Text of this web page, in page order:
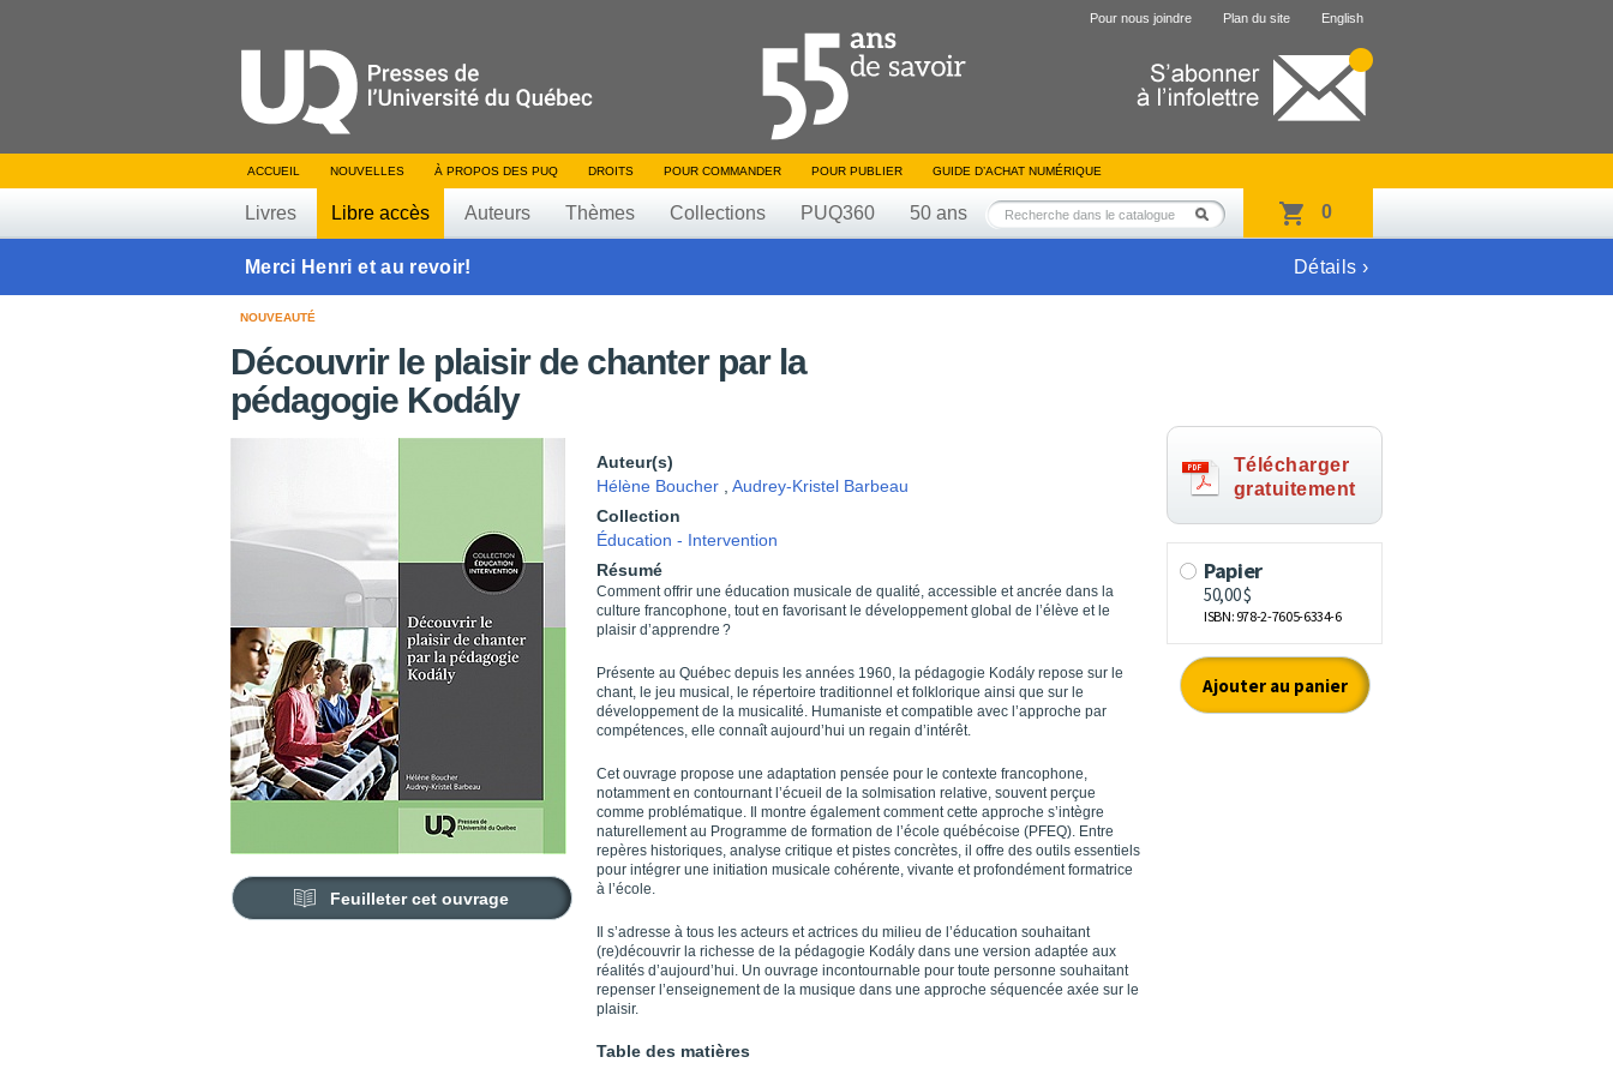
Pour nous joindre Plan du site English
ACCUEIL NOUVELLES À PROPOS DES PUQ DROITS POUR COMMANDER POUR PUBLIER GUIDE D’ACHAT NUMÉRIQUE
Livres Libre accès Auteurs Thèmes Collections PUQ360 50 ans 0
Merci Henri et au revoir! Détails ›
NOUVEAUTÉ
Découvrir le plaisir de chanter par la
pédagogie Kodály
Feuilleter cet ouvrage
Auteur(s)
Hélène Boucher
Audrey-Kristel Barbeau
Collection
Éducation - Intervention
Résumé
Comment offrir une éducation musicale de qualité, accessible et ancrée dans la
culture francophone, tout en favorisant le développement global de l’élève et le
plaisir d’apprendre ?
Présente au Québec depuis les années 1960, la pédagogie Kodály repose sur le
chant, le jeu musical, le répertoire traditionnel et folklorique ainsi que sur le
développement de la musicalité. Humaniste et compatible avec l’approche par
compétences, elle connaît aujourd’hui un regain d’intérêt.
Cet ouvrage propose une adaptation pensée pour le contexte francophone,
notamment en contournant l’écueil de la solmisation relative, souvent perçue
comme problématique. Il montre également comment cette approche s’intègre
naturellement au Programme de formation de l’école québécoise (PFEQ). Entre
repères historiques, analyse critique et pistes concrètes, il offre des outils essentiels
pour intégrer une initiation musicale cohérente, vivante et profondément formatrice
à l’école.
Il s’adresse à tous les acteurs et actrices du milieu de l’éducation souhaitant
(re)découvrir la richesse de la pédagogie Kodály dans une version adaptée aux
réalités d’aujourd’hui. Un ouvrage incontournable pour toute personne souhaitant
repenser l’enseignement de la musique dans une approche séquencée axée sur le
plaisir.
Table des matières
Télécharger
gratuitement